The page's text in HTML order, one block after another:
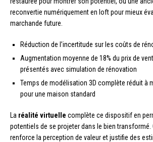
reconvertie numériquement en loft pour mieux
marchande future.
Réduction de l’incertitude sur les coûts de
Augmentation moyenne de 18% du prix de
présentés avec simulation de rénovation
Temps de modélisation 3D complète réduit à
pour une maison standard
La réalité virtuelle complète ce dispositif en
potentiels de se projeter dans le bien transformé.
renforce la perception de valeur et justifie des